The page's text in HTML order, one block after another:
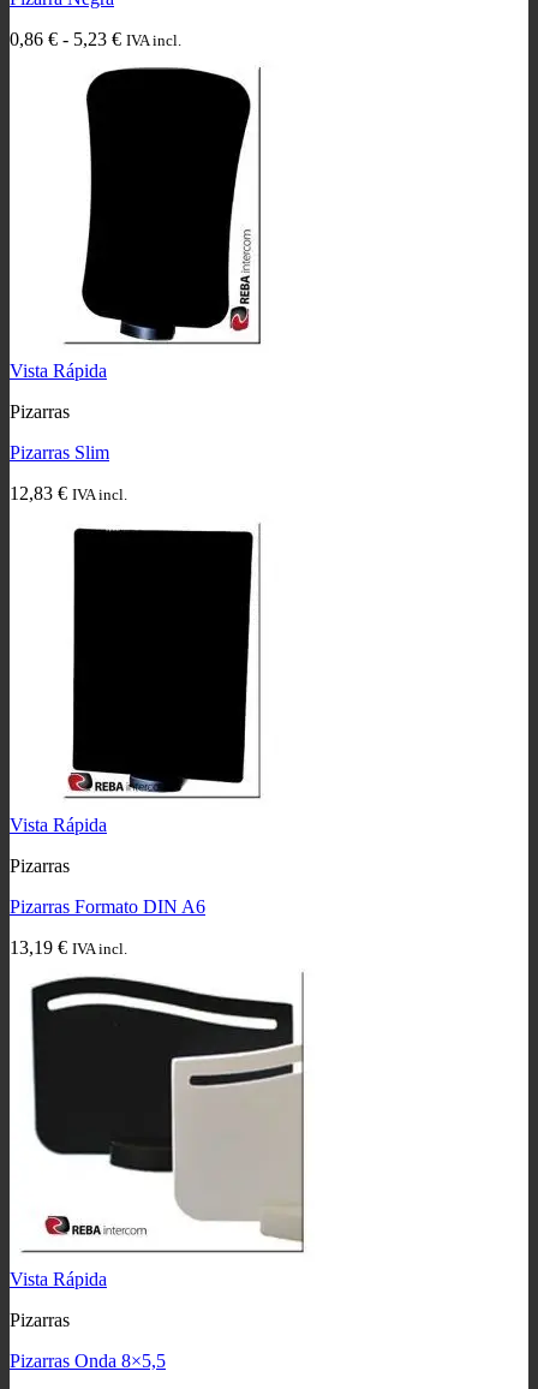
0,86 € - 5,23 €Rango
IVA incl.
Vista Rápida
Pizarras
Pizarras Slim
12,83 € IVA incl.
Vista Rápida
Pizarras
Pizarras Formato DIN A6
13,19 € IVA incl.
Vista Rápida
Pizarras
Pizarras Onda 8×5,5